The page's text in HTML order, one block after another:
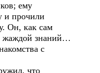
ему
и прочили
Он, как сам
жаждой знаний…
с
что